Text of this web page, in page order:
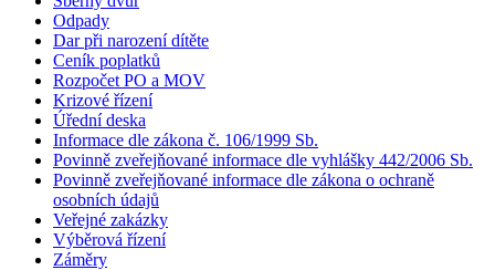
Odpady
Dar při narození dítěte
Ceník poplatků
Rozpočet PO a MOV
Krizové řízení
Úřední deska
Informace dle zákona č. 106/1999 Sb.
Povinně zveřejňované informace dle vyhlášky 442/2006 Sb.
Povinně zveřejňované informace dle zákona o ochraně
osobních údajů
Veřejné zakázky
Výběrová řízení
Záměry